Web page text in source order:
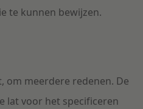
te kunnen bewijzen.
om meerdere redenen. De
lat voor het specificeren